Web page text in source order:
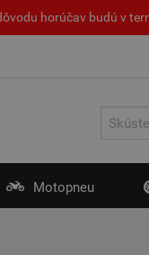
horúčav budú v
Motopneu